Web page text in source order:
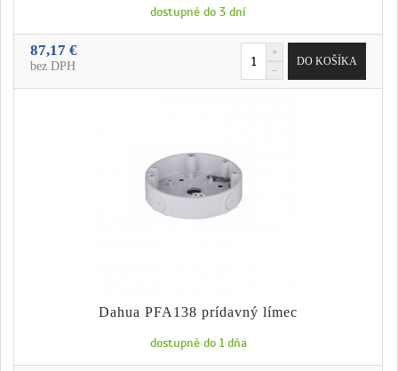
dostupné do 3 dní
87,17 €
bez DPH
Dahua PFA138 prídavný límec
dostupné do 1 dňa